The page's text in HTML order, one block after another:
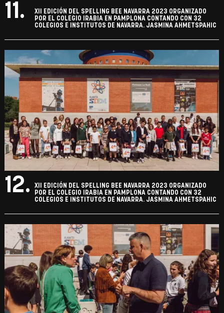
11.
XII EDICIÓN DEL SPELLING BEE NAVARRA 2023 ORGANIZADO
POR EL COLEGIO IRABIA EN PAMPLONA CONTANDO CON 32
COLEGIOS E INSTITUTOS DE NAVARRA. JASMINA AHMETSPAHIC
12.
XII EDICIÓN DEL SPELLING BEE NAVARRA 2023 ORGANIZADO
POR EL COLEGIO IRABIA EN PAMPLONA CONTANDO CON 32
COLEGIOS E INSTITUTOS DE NAVARRA. JASMINA AHMETSPAHIC